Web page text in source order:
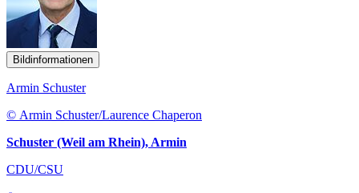
Bildinformationen
Armin Schuster
© Armin Schuster/Laurence Chaperon
Schuster (Weil am Rhein), Armin
CDU/CSU